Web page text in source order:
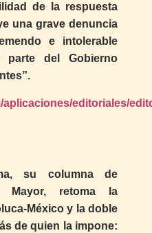
de la respuesta
una grave denuncia
e intolerable
del Gobierno
aplicaciones/editoriales/
su columna de
Mayor, retoma la
México y la doble
de quien la impone: